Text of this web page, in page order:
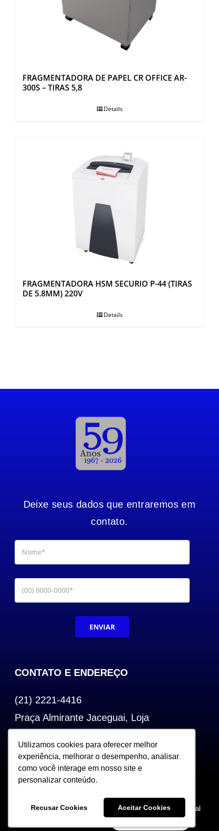
Utilizamos cookies para oferecer melhor
experiência, melhorar o desempenho, analisar
como você interage em nosso site e
personalizar conteúdo.
Recusar Cookies Aceitar Cookies
Utilizamos cookies para oferecer melhor
experiência, melhorar o desempenho, analisar
como você interage em nosso site e
personalizar conteúdo.
Recusar Cookies Aceitar Cookies
FRAGMENTADORA DE PAPEL CR OFFICE AR-
300S – TIRAS 5,8
Details
FRAGMENTADORA HSM SECURIO P-44 (TIRAS
DE 5.8MM) 220V
Details
Deixe seus dados que entraremos em
contato.
ENVIAR
CONTATO E ENDEREÇO
(21) 2221-4416
Praça Almirante Jaceguai, Loja
CEP: 20.240-000
Copyright 2022. Todos os Direitos Reservados |
Desenvolvido por Sceweb – Agência de Marketing Digital
360°